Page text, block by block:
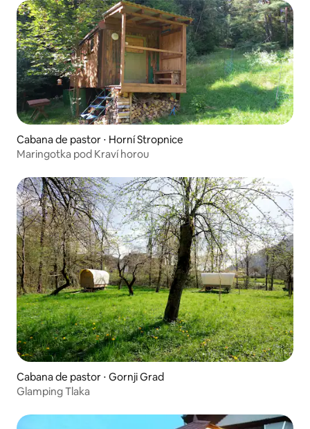
Cabana de pastor ⋅ Horní Stropnice
Maringotka pod Kraví horou
Cabana de pastor ⋅ Gornji Grad
Glamping Tlaka